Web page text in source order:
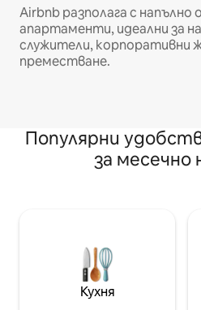
Airbnb разполага с напълно
апартаменти, идеални за
служители, корпоративни
преместване.
Популярни
за месечно
Кухня